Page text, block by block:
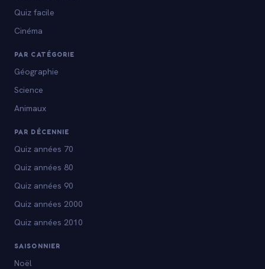
Quiz facile
Cinéma
PAR CATÉGORIE
Géographie
Science
Animaux
PAR DÉCENNIE
Quiz années 70
Quiz années 80
Quiz années 90
Quiz années 2000
Quiz années 2010
SAISONNIER
Noël